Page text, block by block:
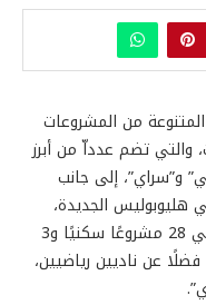
من المشروعات
والتي تضم عدداّ من أبرز
و”سراي”، إلى جانب
هليوبوليس الجديدة،
و”زهو” في مدينة اسيوط الجديدة، بإجمالي 28 مشروعًا سكنيًا و3
عن ناديين رياضيين،